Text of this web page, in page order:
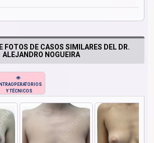
FOTOS DE CASOS SIMILARES DEL DR.
ALEJANDRO NOGUEIRA
INTRAOPERATORIOS
Y TÉCNICOS